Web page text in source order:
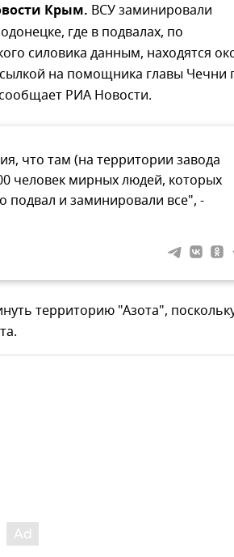
Крым. ВСУ заминировали
где в подвалах, по
силовика данным, находятся
на помощника главы Чечни
РИА Новости.
что там (на территории завода
человек мирных людей, которых
подвал и заминировали все", -
территорию "Азота",